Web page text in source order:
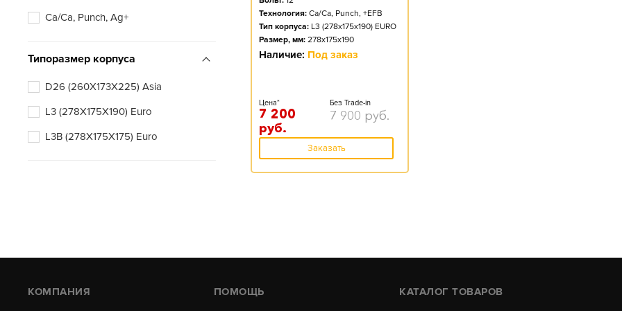
Ca/Ca, Punch, Ag+
Типоразмер корпуса
D26 (260X173X225) Asia
L3 (278X175X190) Euro
L3B (278X175X175) Euro
Технология: Ca/Ca, Punch, +EFB
Тип корпуса: L3 (278x175x190) EURO
Размер, мм: 278x175x190
Наличие: Под заказ
Цена*
7 200
руб.
Без Trade-in
7 900 руб.
Заказать
КОМПАНИЯ ПОМОЩЬ КАТАЛОГ ТОВАРОВ